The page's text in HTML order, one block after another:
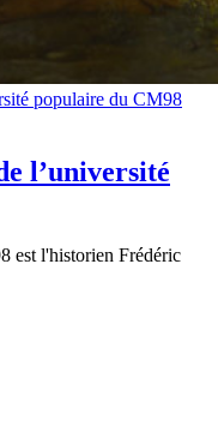
populaire du CM98
l’université
est l'historien Frédéric